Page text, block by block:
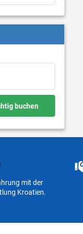
buchen
mit der
Kroatien.